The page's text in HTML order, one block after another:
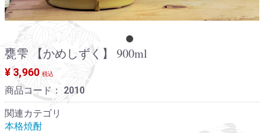
甕雫 【かめしずく】 900ml
¥ 3,960 税込
商品コード： 2010
関連カテゴリ
本格焼酎